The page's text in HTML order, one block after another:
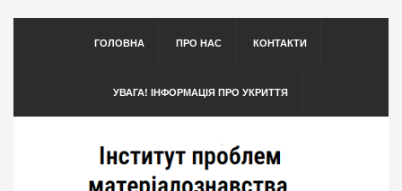
ГОЛОВНА ПРО НАС КОНТАКТИ
УВАГА! ІНФОРМАЦІЯ ПРО УКРИТТЯ